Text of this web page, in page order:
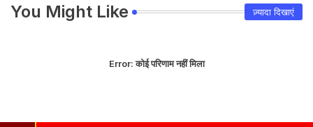
You Might Like ज़्यादा दिखाएं
Error:कोई परिणाम नहीं मिला